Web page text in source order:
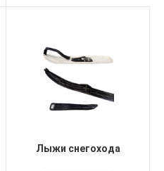
Лыжи снегохода